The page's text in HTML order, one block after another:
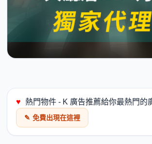
♥ 熱門物件 - K 廣告推薦給你最熱門的
✎ 免費出現在這裡